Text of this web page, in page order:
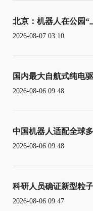
北京：机器人在公园“
2026-08-07 03:10
国内最大自航式纯电
2026-08-06 09:48
中国机器人适配全球
2026-08-06 09:48
科研人员确证新型粒
2026-08-06 09:47